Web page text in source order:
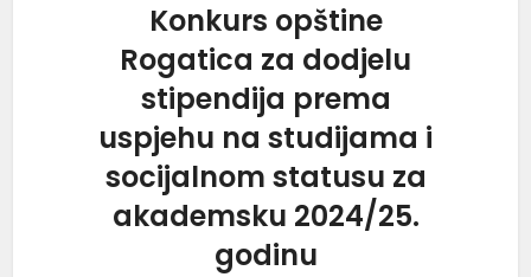
Konkurs opštine
Rogatica za dodjelu
stipendija prema
uspjehu na studijama i
socijalnom statusu za
akademsku 2024/25.
godinu